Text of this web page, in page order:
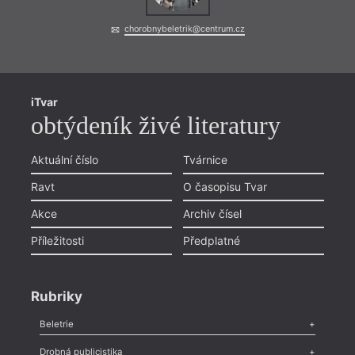
chorobnybeletrik@centrum.cz
iTvar
obtýdeník živé literatury
Aktuální číslo
Ravt
Akce
Příležitosti
Tvárnice
O časopisu Tvar
Archiv čísel
Předplatné
Rubriky
Beletrie
Poezie,Próza,Dokumenty
Drobná publicistika